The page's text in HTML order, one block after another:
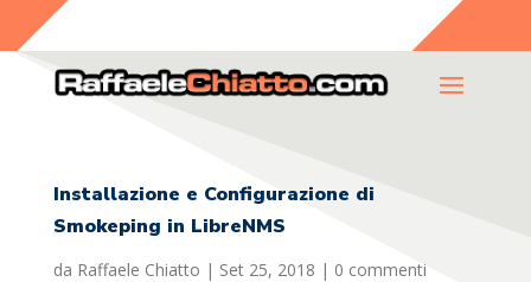
Installazione e Configurazione di
Smokeping in LibreNMS
da Raffaele Chiatto | Set 25, 2018 | 0 commenti